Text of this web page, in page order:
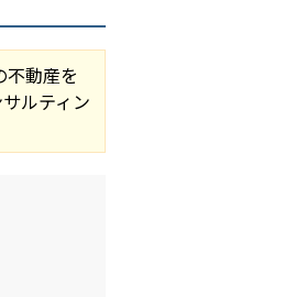
動産を
ルティン